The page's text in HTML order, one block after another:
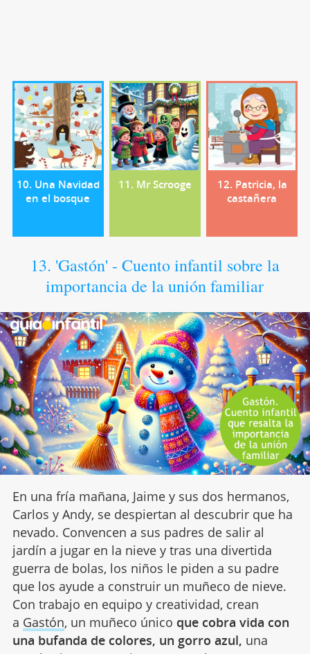
10. Una Navidad
en el bosque
11. Mr Scrooge
12. Patricia, la
castañera
13. 'Gastón' - Cuento infantil sobre la
importancia de la unión familiar
En una fría mañana, Jaime y sus dos hermanos,
Carlos y Andy, se despiertan al descubrir que ha
nevado. Convencen a sus padres de salir al
jardín a jugar en la nieve y tras una divertida
guerra de bolas, los niños le piden a su padre
que los ayude a construir un muñeco de nieve.
Con trabajo en equipo y creatividad, crean
a Gastón, un muñeco único que cobra vida con
una bufanda de colores, un gorro azul, una